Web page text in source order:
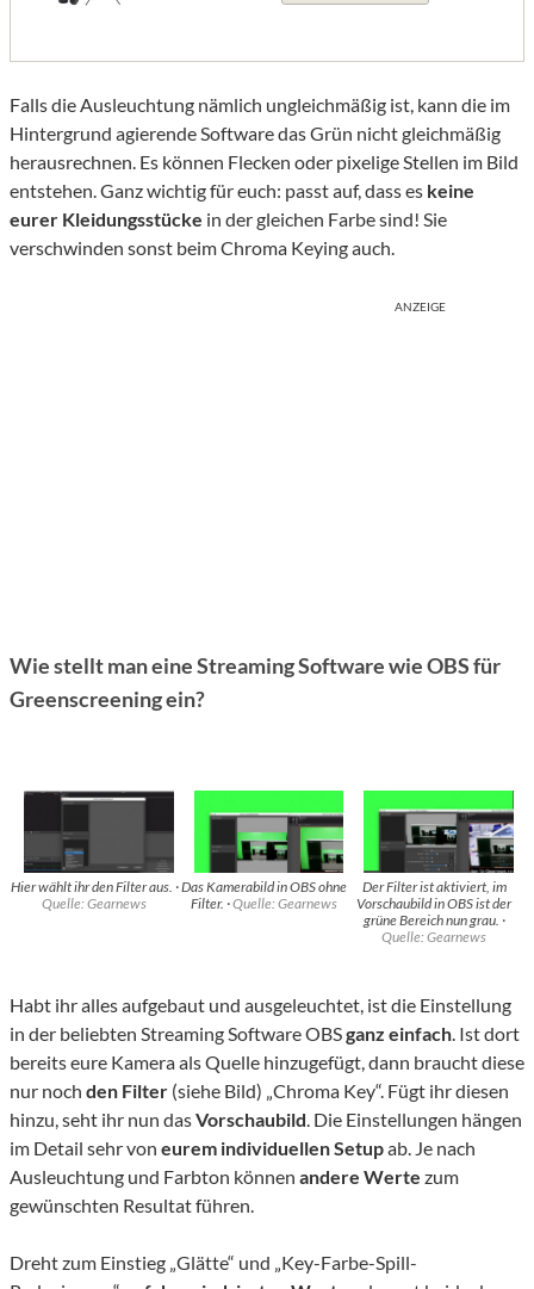
Falls die Ausleuchtung nämlich ungleichmäßig ist, kann die im
Hintergrund agierende Software das Grün nicht gleichmäßig
herausrechnen. Es können Flecken oder pixelige Stellen im Bild
entstehen. Ganz wichtig für euch: passt auf, dass es keine
eurer Kleidungsstücke in der gleichen Farbe sind! Sie
verschwinden sonst beim Chroma Keying auch.
ANZEIGE
Wie stellt man eine Streaming Software wie OBS für
Greenscreening ein?
Hier wählt ihr den Filter aus. ·
Quelle: Gearnews
Das Kamerabild in OBS ohne
Filter. ·Quelle: Gearnews
Der Filter ist aktiviert, im
Vorschaubild in OBS ist der
grüne Bereich nun grau. ·
Quelle: Gearnews
Habt ihr alles aufgebaut und ausgeleuchtet, ist die Einstellung
in der beliebten Streaming Software OBSganz einfach . Ist dort
bereits eure Kamera als Quelle hinzugefügt, dann braucht diese
nur noch den Filter (siehe Bild) „Chroma Key“. Fügt ihr diesen
hinzu, seht ihr nun dasVorschaubild . Die Einstellungen hängen
im Detail sehr von eurem individuellen Setupab. Je nach
Ausleuchtung und Farbton können andere Werte zum
gewünschten Resultat führen.
Dreht zum Einstieg „Glätte“ und „Key-Farbe-Spill-